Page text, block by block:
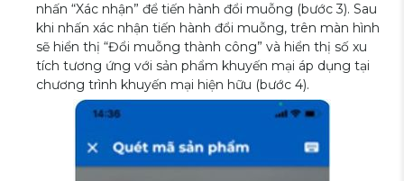
nhấn “Xác nhận” để tiến hành đổi muỗng (bước 3). Sau
khi nhấn xác nhận tiến hành đổi muỗng, trên màn hình
sẽ hiển thị “Đổi muỗng thành công” và hiển thị số xu
tích tương ứng với sản phẩm khuyến mại áp dụng tại
chương trình khuyến mại hiện hữu (bước 4).